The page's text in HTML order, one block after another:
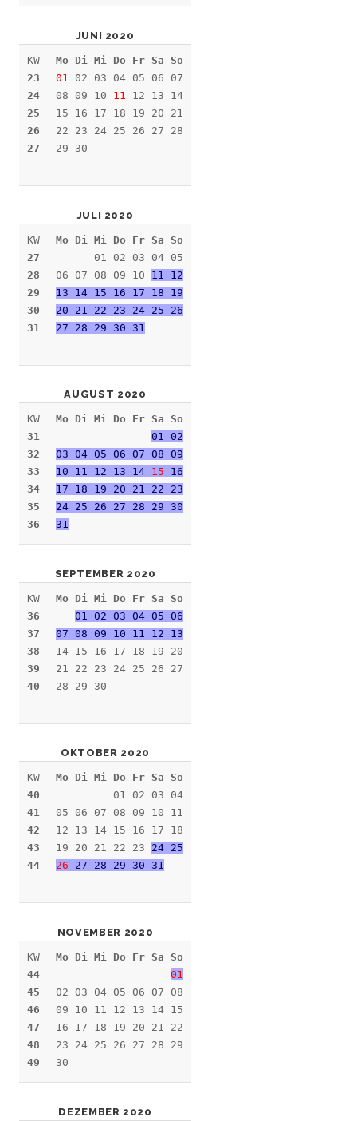
JUNI 2020
KW
23
24
25
26
27
Mo Di Mi Do Fr Sa So
01
02 03 04 05 06 07
08 09 10 11
12 13 14
15 16 17 18 19 20 21
22 23 24 25 26 27 28
29 30
JULI 2020
KW
27
28
29
30
31
Mo Di Mi Do Fr Sa So
01 02 03 04 05
06 07 08 09 10 11 12
13 14 15 16 17 18 19
20 21 22 23 24 25 26
27 28 29 30 31
AUGUST 2020
KW
31
32
33
34
35
36
Mo Di Mi Do Fr Sa So
01 02
03 04 05 06 07 08 09
10 11 12 13 14 15 16
17 18 19 20 21 22 23
24 25 26 27 28 29 30
31
SEPTEMBER 2020
KW
36
37
38
39
40
Mo Di Mi Do Fr Sa So
01 02 03 04 05 06
07 08 09 10 11 12 13
14 15 16 17 18 19 20
21 22 23 24 25 26 27
28 29 30
OKTOBER 2020
KW
40
41
42
43
44
Mo Di Mi Do Fr Sa So
01 02 03 04
05 06 07 08 09 10 11
12 13 14 15 16 17 18
19 20 21 22 23 24 25
26 27 28 29 30 31
NOVEMBER 2020
KW
44
45
46
47
48
49
Mo Di Mi Do Fr Sa So
01
02 03 04 05 06 07 08
09 10 11 12 13 14 15
16 17 18 19 20 21 22
23 24 25 26 27 28 29
30
DEZEMBER 2020